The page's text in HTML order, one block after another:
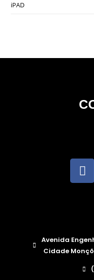
iPAD
Avenida
Cidade